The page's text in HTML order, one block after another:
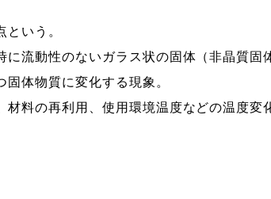
いう。
流動性のないガラス状の固体（非晶質固
体物質に変化する現象。
料の再利用、使用環境温度などの温度変